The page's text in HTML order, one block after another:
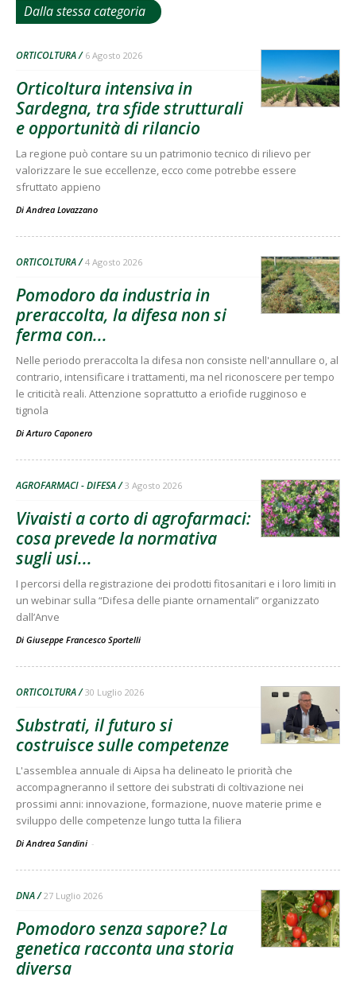
Dalla stessa categoria
ORTICOLTURA 6 Agosto 2026
Orticoltura intensiva in
Sardegna, tra sfide strutturali
e opportunità di rilancio
La regione può contare su un patrimonio tecnico di rilievo per
valorizzare le sue eccellenze, ecco come potrebbe essere
sfruttato appieno
DiAndrea Lovazzano
ORTICOLTURA 4 Agosto 2026
Pomodoro da industria in
preraccolta, la difesa non si
ferma con...
Nelle periodo preraccolta la difesa non consiste nell'annullare o, al
contrario, intensificare i trattamenti, ma nel riconoscere per tempo
le criticità reali. Attenzione soprattutto a eriofide rugginoso e
tignola
DiArturo Caponero
AGROFARMACI - DIFESA 3 Agosto 2026
Vivaisti a corto di agrofarmaci:
cosa prevede la normativa
sugli usi...
I percorsi della registrazione dei prodotti fitosanitari e i loro limiti in
un webinar sulla “Difesa delle piante ornamentali” organizzato
dall’Anve
Di Giuseppe Francesco Sportelli
ORTICOLTURA 30 Luglio 2026
Substrati, il futuro si
costruisce sulle competenze
L'assemblea annuale di Aipsa ha delineato le priorità che
accompagneranno il settore dei substrati di coltivazione nei
prossimi anni: innovazione, formazione, nuove materie prime e
sviluppo delle competenze lungo tutta la filiera
Di Andrea Sandini -
DNA 27 Luglio 2026
Pomodoro senza sapore? La
genetica racconta una storia
diversa